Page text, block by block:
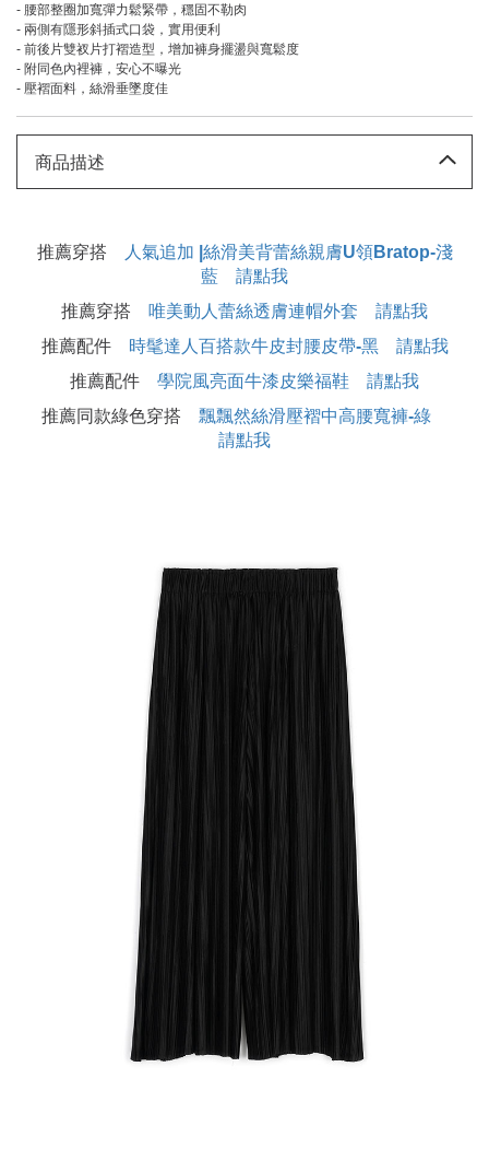
- 腰部整圈加寬彈力鬆緊帶，穩固不勒肉
- 兩側有隱形斜插式口袋，實用便利
- 前後片雙衩片打褶造型，增加褲身擺盪與寬鬆度
- 附同色內裡褲，安心不曝光
- 壓褶面料，絲滑垂墜度佳
商品描述
推薦穿搭
人氣追加 |絲滑美背蕾絲親膚U領Bratop-淺
藍 請點我
推薦穿搭 唯美動人蕾絲透膚連帽外套 請點我
推薦配件 時髦達人百搭款牛皮封腰皮帶-黑 請點我
推薦配件 學院風亮面牛漆皮樂福鞋 請點我
推薦同款綠色穿搭 飄飄然絲滑壓褶中高腰寬褲-綠
請點我